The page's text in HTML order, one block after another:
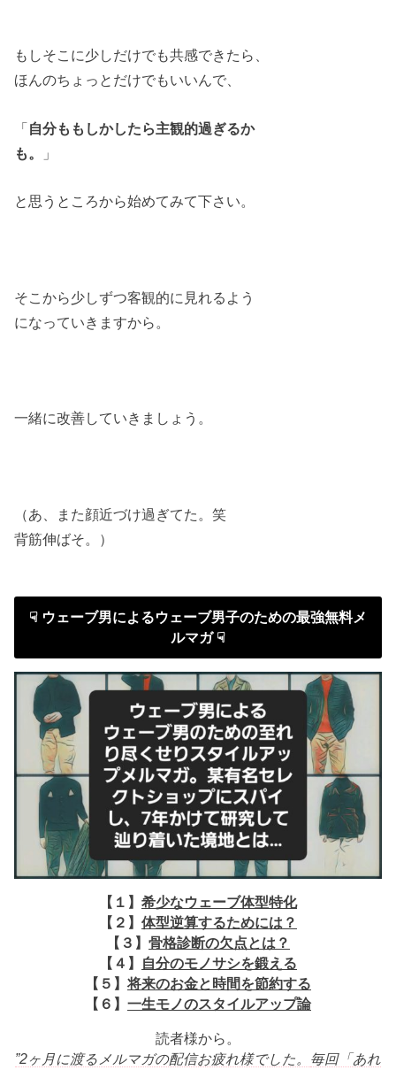
もしそこに少しだけでも共感できたら、
ほんのちょっとだけでもいいんで、
「自分ももしかしたら主観的過ぎるか
も。
」
と思うところから始めてみて下さい。
そこから少しずつ客観的に見れるよう
になっていきますから。
一緒に改善していきましょう。
（あ、また顔近づけ過ぎてた。笑
背筋伸ばそ。）
☟ ウェーブ男によるウェーブ男子のための最強無料メ
ルマガ ☟
【１】 希少なウェーブ体型特化
【２】 体型逆算するためには？
【３】 骨格診断の欠点とは？
【４】
自分のモノサシを鍛える
【５】将来のお金と時間を節約する
【６】 一生モノのスタイルアップ論
読者様から。
”2ヶ月に渡るメルマガの配信お疲れ様でした。 毎回「あれ